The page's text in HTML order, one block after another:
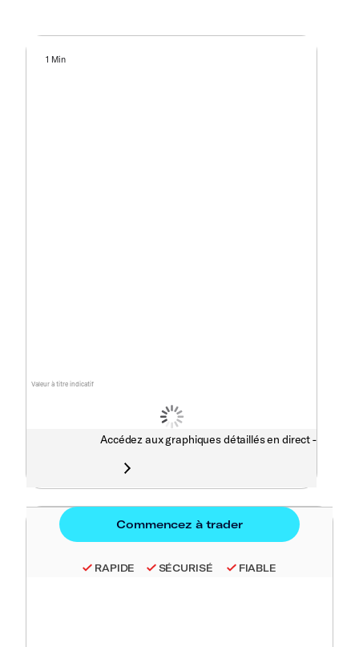
Valeur à titre indicatif
1 Min
Accédez aux graphiques détaillés en direct -
RAPIDE SÉCURISÉ FIABLE